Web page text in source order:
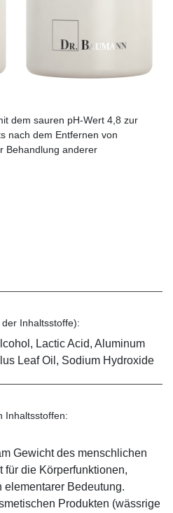
dem sauren pH-Wert 4,8 zur
nach dem Entfernen von
Behandlung anderer
Inhaltsstoffe):
Lactic Acid, Aluminum
Leaf Oil, Sodium Hydroxide
Inhaltsstoffen:
Gewicht des menschlichen
für die Körperfunktionen,
elementarer Bedeutung.
Produkten (wässrige